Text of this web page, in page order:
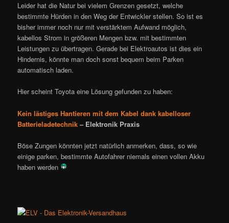
Leider hat die Natur bei vielem Grenzen gesetzt, welche
bestimmte Hürden in den Weg der Entwickler stellen. So ist es
bisher immer noch nur mit verstärktem Aufwand möglich,
kabellos Strom in größeren Mengen bzw. mit bestimmten
Leistungen zu übertragen. Gerade bei Elektroautos ist dies ein
Hindernis, könnte man doch sonst bequem beim Parken
automatisch laden.
Hier scheint Toyota eine Lösung gefunden zu haben:
Kein lästiges Hantieren mit dem Kabel dank kabelloser
Batterieladetechnik – Elektronik Praxis
Böse Zungen könnten jetzt natürlich anmerken, dass, so wie
einige parken, bestimmte Autofahrer niemals einen vollen Akku
haben werden